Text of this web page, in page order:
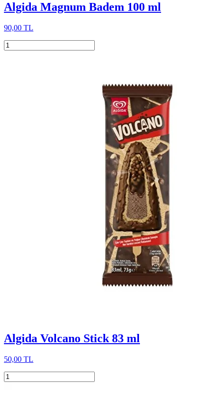
Algida Magnum Badem 100 ml
90,00 TL
Algida Volcano Stick 83 ml
50,00 TL